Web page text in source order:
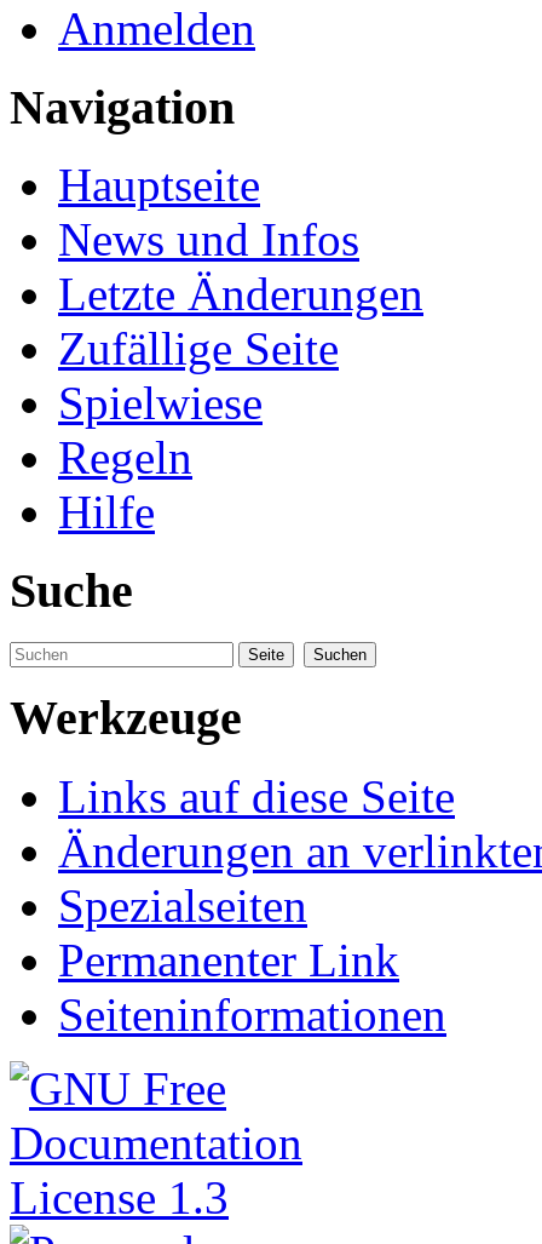
Anmelden
Navigation
Hauptseite
News und Infos
Letzte Änderungen
Zufällige Seite
Spielwiese
Regeln
Hilfe
Suche
Werkzeuge
Links auf diese Seite
Änderungen an
Spezialseiten
Permanenter Link
Seiteninformationen